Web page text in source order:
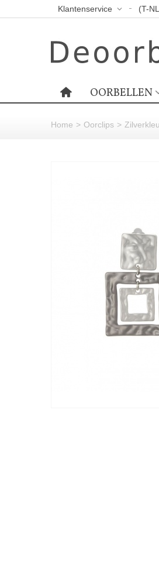
Klantenservice (T-
OORBELLEN
Home > Oorclips >